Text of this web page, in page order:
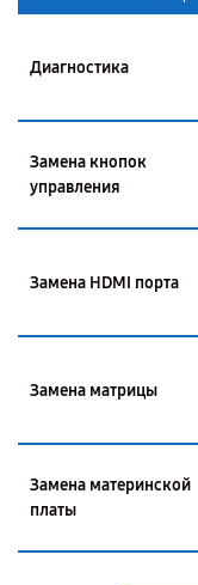
Диагностика
Замена кнопок
управления
Замена HDMI порта
Замена матрицы
Замена материнской
платы